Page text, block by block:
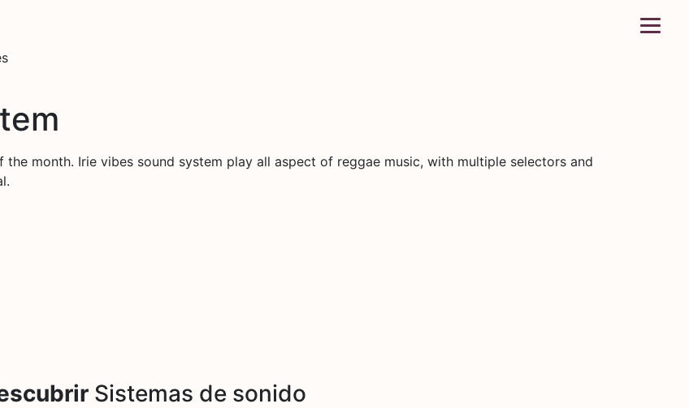
month. Irie vibes sound system play all aspect of reggae music, with multiple selectors and
Sistemas de sonido